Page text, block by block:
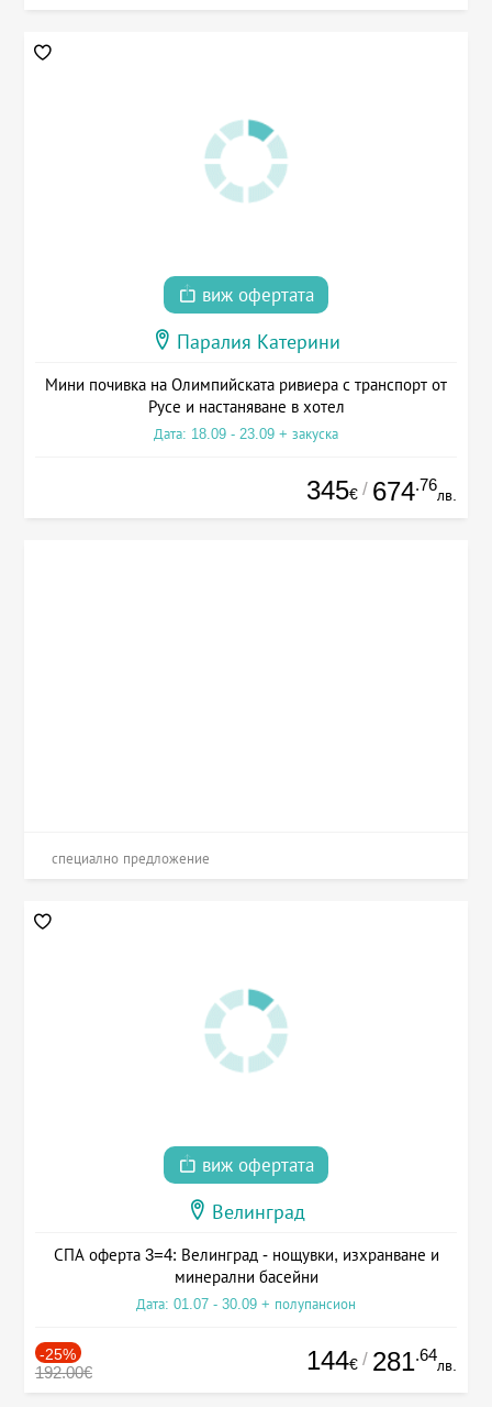
виж офертата
Паралия Катерини
Мини почивка на Олимпийската ривиера с транспорт от
Русе и настаняване в хотел
Дата: 18.09 - 23.09 + закуска
345€ / 674.76
лв.
специално предложение
виж офертата
Велинград
СПА оферта 3=4: Велинград - нощувки, изхранване и
минерални басейни
Дата: 01.07 - 30.09 + полупансион
-25%
192.00€ 144€ / 281.64
лв.